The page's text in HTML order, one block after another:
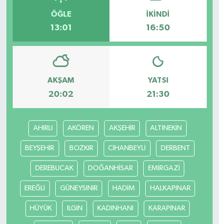
ÖĞLE
13:01
İKINDI
16:50
AKŞAM
20:02
YATSI
21:30
AHIRLI AKÖREN AKŞEHİR ALTINEKİN
BEYŞEHİR BOZKIR CİHANBEYLİ DERBENT
DEREBUCAK DOĞANHİSAR EMİRGAZİ
EREĞLİ GÜNEYSINIR HADİM HALKAPINAR
HÜYÜK ILGIN KADINHANI KARAPINAR